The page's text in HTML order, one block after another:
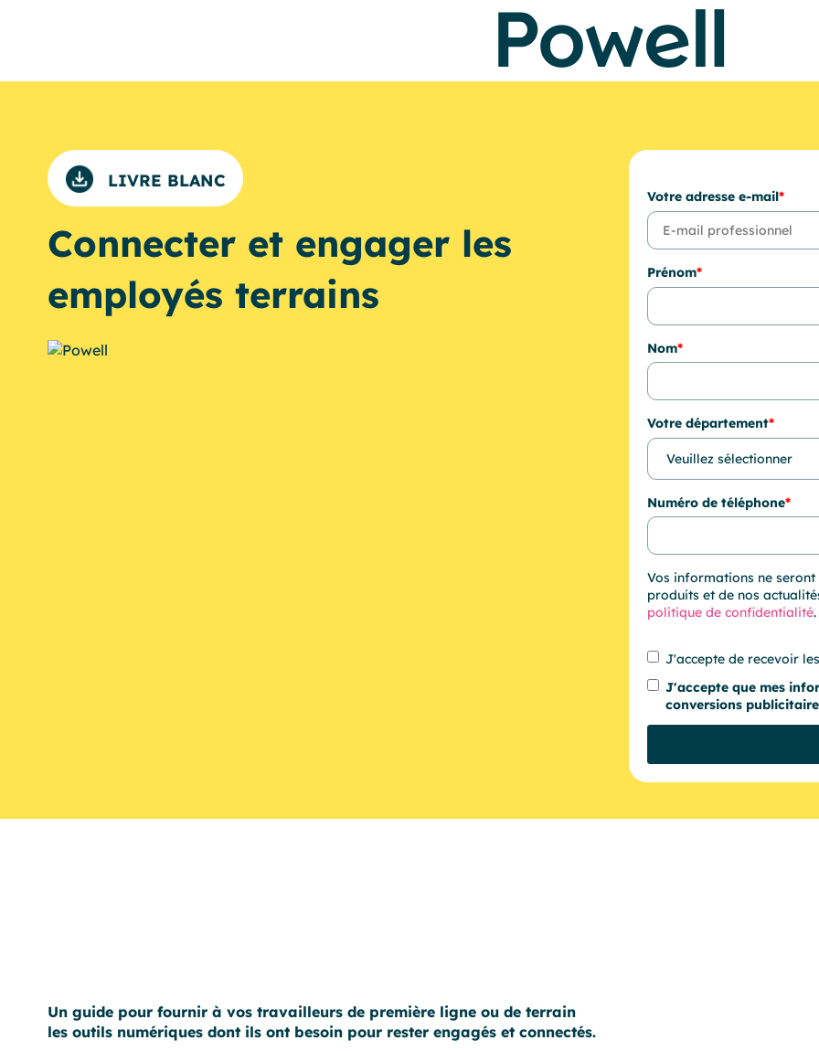
LIVRE BLANC
Connecter et engager les
employés terrains
Votre adresse e-mail*
Prénom*
Nom*
Votre département*
Numéro de téléphone*
Vos informations ne
produits et de nos
politique de confidentialité.
J'accepte de recevoir
J'accepte que mes
conversions
Un guide pour fournir à vos travailleurs de première ligne ou de terrain
les outils numériques dont ils ont besoin pour rester engagés et connectés.